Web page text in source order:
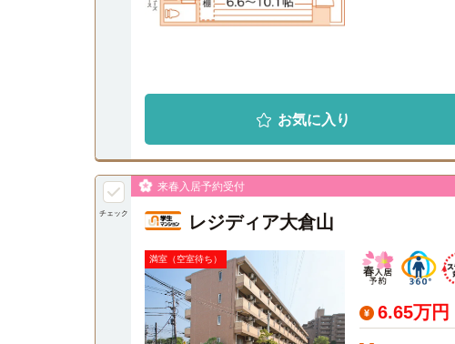
お気に入り
チェック
来春入居予約受付
レジディア大倉山
満室（空室待ち）
6.65万円